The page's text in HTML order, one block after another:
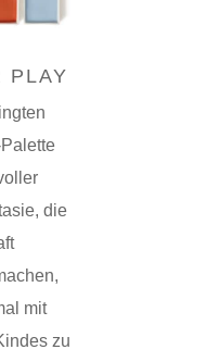
PLAY
die
mit
zu